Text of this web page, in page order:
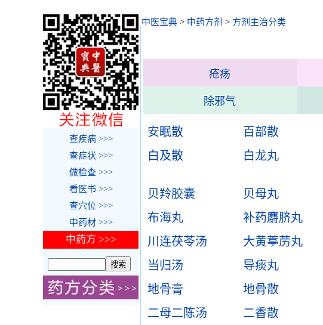
中医宝典 > 中药方剂 > 方剂主治分类
疮疡
除邪气
安眠散 百部散
白及散
白龙丸
贝羚胶囊
贝母丸
布海丸
补药麝脐丸
川连茯苓汤
大黄葶苈丸
当归汤
导痰丸
地骨膏
地骨散
二母二陈汤
二香散
查疾病 >>>
查症状 >>>
做检查 >>>
看医书 >>>
查穴位 >>>
中药材 >>>
中药方 >>>